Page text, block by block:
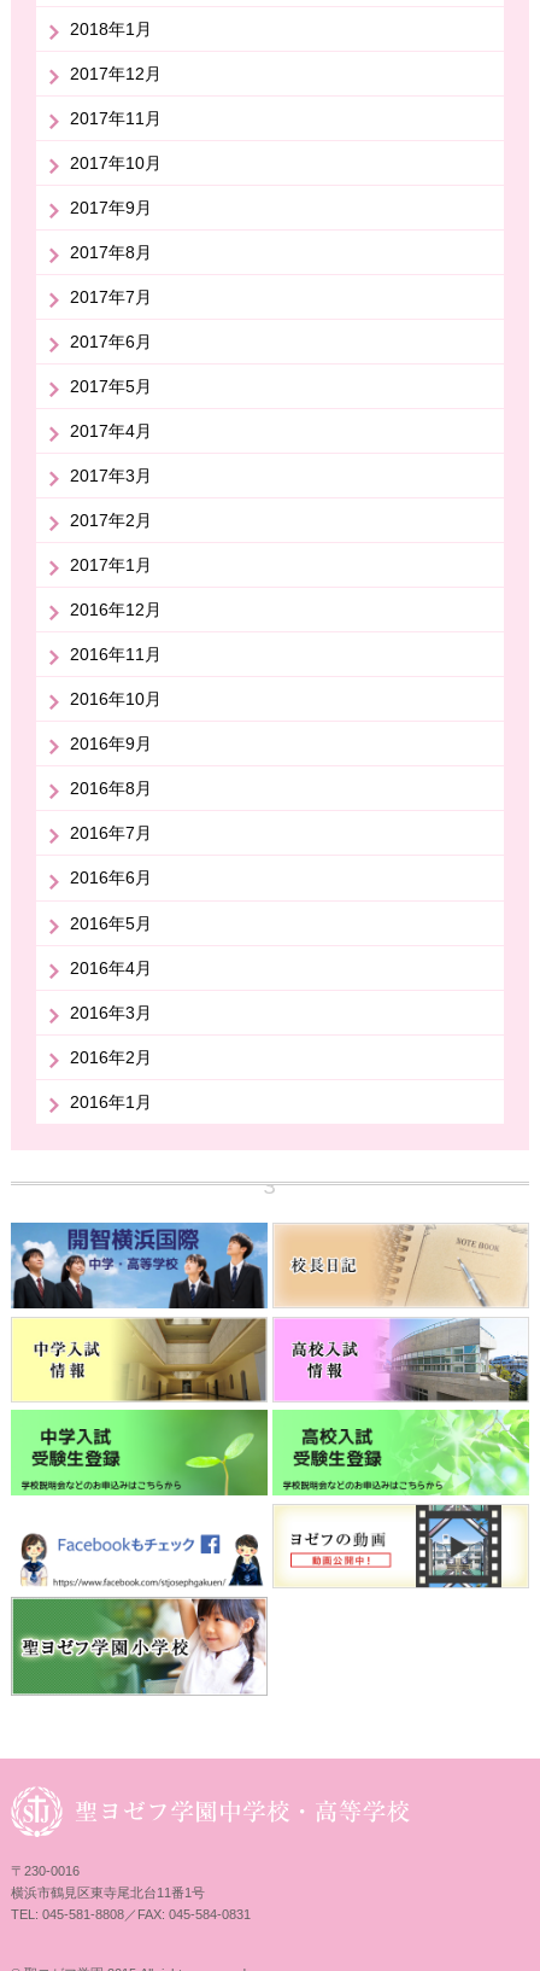
2018年1月
2017年12月
2017年11月
2017年10月
2017年9月
2017年8月
2017年7月
2017年6月
2017年5月
2017年4月
2017年3月
2017年2月
2017年1月
2016年12月
2016年11月
2016年10月
2016年9月
2016年8月
2016年7月
2016年6月
2016年5月
2016年4月
2016年3月
2016年2月
2016年1月
〒230-0016
横浜市鶴見区東寺尾北台11番1号
TEL: 045-581-8808／FAX: 045-584-0831